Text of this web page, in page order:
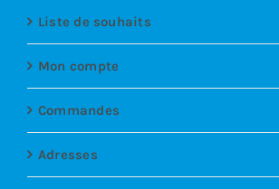
Liste de souhaits
Mon compte
Commandes
Adresses